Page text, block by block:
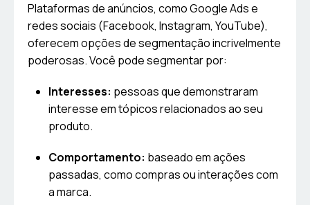
Plataformas de anúncios, como Google Ads e
redes sociais (Facebook, Instagram, YouTube),
oferecem opções de segmentação incrivelmente
poderosas. Você pode segmentar por:
Interesses: pessoas que demonstraram
interesse em tópicos relacionados ao seu
produto.
Comportamento: baseado em ações
passadas, como compras ou interações com
a marca.